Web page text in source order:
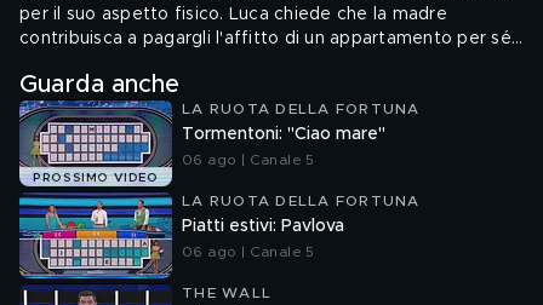
per il suo aspetto fisico. Luca chiede che la madre
contribuisca a pagargli l'affitto di un appartamento per sé
Guarda anche
PROSSIMO VIDEO
LA RUOTA DELLA FORTUNA
Tormentoni: "Ciao mare"
06 ago | Canale 5
LA RUOTA DELLA FORTUNA
Piatti estivi: Pavlova
06 ago | Canale 5
THE WALL